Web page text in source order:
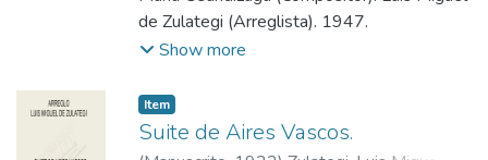
de Zulategi (Arreglista). 1947.
Show more
Item
Suite de Aires Vascos.